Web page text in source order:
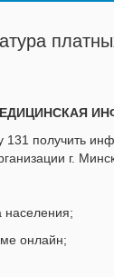
получить
г.
населения;
онлайн;